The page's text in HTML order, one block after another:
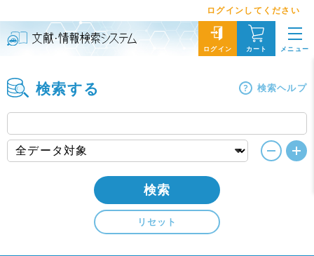
ログインしてください
ログイン カート メニュー
検索する 検索ヘルプ
検索
リセット